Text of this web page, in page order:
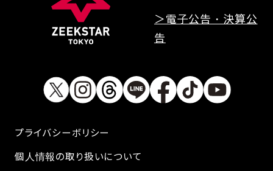
＞電子公告・決算公
告
プライバシーボリシー
個人情報の取り扱いについて